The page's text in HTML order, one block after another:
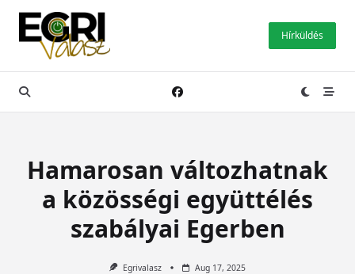
Skip
content
Hírküldés
Hamarosan változhatnak
a közösségi együttélés
szabályai Egerben
Egrivalasz Aug 17, 2025